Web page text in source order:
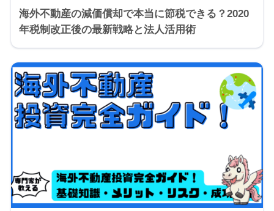
海外不動産の減価償却で本当に節税できる？2020
年税制改正後の最新戦略と法人活用術